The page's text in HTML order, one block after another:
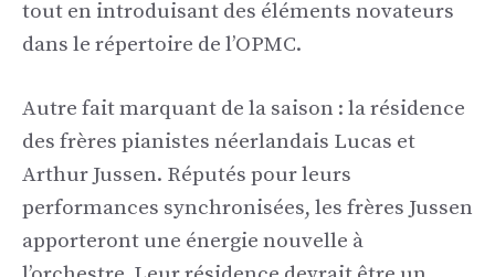
tout en introduisant des éléments novateurs
dans le répertoire de l’OPMC.
Autre fait marquant de la saison : la résidence
des frères pianistes néerlandais Lucas et
Arthur Jussen. Réputés pour leurs
performances synchronisées, les frères Jussen
apporteront une énergie nouvelle à